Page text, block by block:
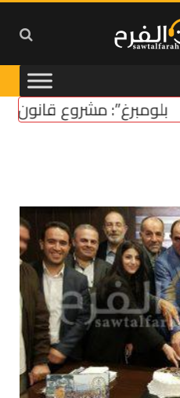
“بلومبرغ”: مشروع قانون